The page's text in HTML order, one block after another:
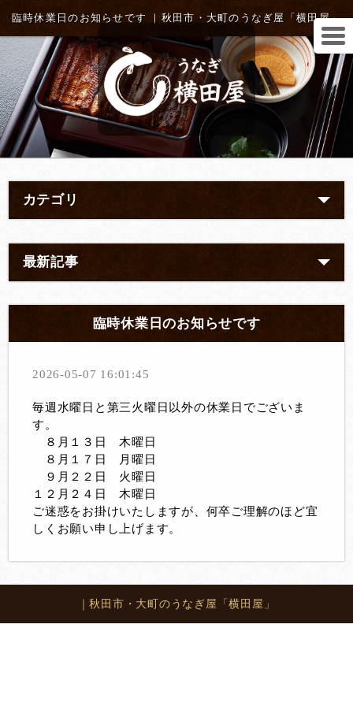
臨時休業日のお知らせです ｜秋田市・大町のうなぎ屋「横田屋」
カテゴリ
最新記事
臨時休業日のお知らせです
2026-05-07 16:01:45
毎週水曜日と第三火曜日以外の休業日でございま
す。
８月１３日 木曜日
８月１７日 月曜日
９月２２日 火曜日
１２月２４日 木曜日
ご迷惑をお掛けいたしますが、何卒ご理解のほど宜
しくお願い申し上げます。
｜秋田市・大町のうなぎ屋「横田屋」